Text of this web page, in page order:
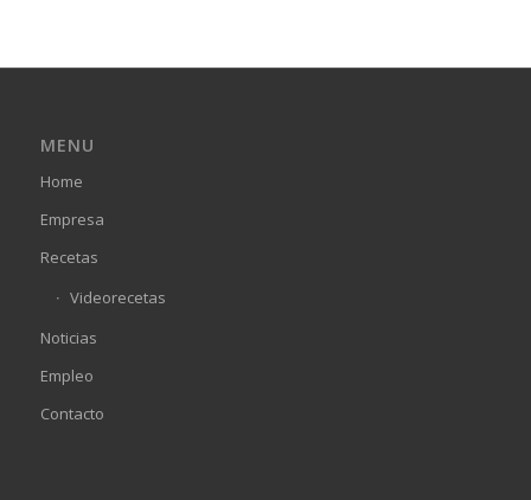
MENU
Home
Empresa
Recetas
Videorecetas
Noticias
Empleo
Contacto